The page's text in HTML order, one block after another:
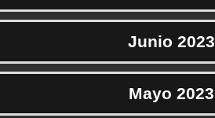
Junio 2023
Mayo 2023